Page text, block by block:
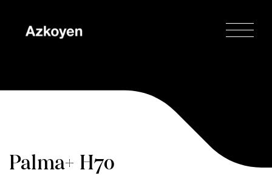
Palma+ H70